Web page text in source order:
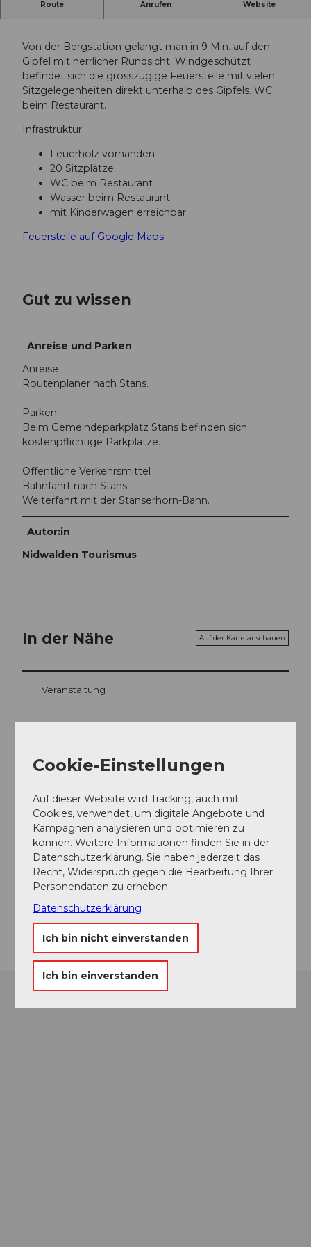
Route Anrufen Website
Von der Bergstation gelangt man in 9 Min. auf den
Gipfel mit herrlicher Rundsicht. Windgeschützt
befindet sich die grosszügige Feuerstelle mit vielen
Sitzgelegenheiten direkt unterhalb des Gipfels. WC
beim Restaurant.
Infrastruktur:
Feuerholz vorhanden
20 Sitzplätze
WC beim Restaurant
Wasser beim Restaurant
mit Kinderwagen erreichbar
Feuerstelle auf Google Maps
Gut zu wissen
Anreise und Parken
Anreise
Routenplaner nach Stans.
Parken
Beim Gemeindeparkplatz Stans befinden sich
kostenpflichtige Parkplätze.
Öffentliche Verkehrsmittel
Bahnfahrt nach Stans
Weiterfahrt mit der Stanserhorn-Bahn.
Autor:in
Nidwalden Tourismus
In der Nähe Auf der Karte anschauen
Veranstaltung
Touren
Kontaktdaten
6383 Dallenwil
+41 41 618 80 40
Website
Anreise
Cookie-Einstellungen
Auf dieser Website wird Tracking, auch mit
Cookies, verwendet, um digitale Angebote und
Kampagnen analysieren und optimieren zu
können. Weitere Informationen finden Sie in der
Datenschutzerklärung. Sie haben jederzeit das
Recht, Widerspruch gegen die Bearbeitung Ihrer
Personendaten zu erheben.
Datenschutzerklärung
Ich bin nicht einverstanden
Ich bin einverstanden